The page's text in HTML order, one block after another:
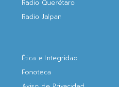
Radio Querétaro
Radio Jalpan
Ética e Integridad
Fonoteca